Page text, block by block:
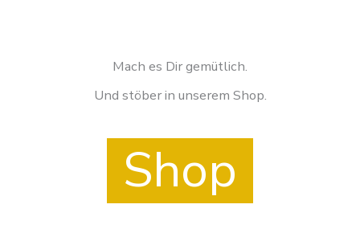
Mach es Dir gemütlich.
Und stöber in unserem Shop.
Shop